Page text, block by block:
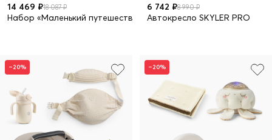
14 469 ₽18 087 ₽
Набор «Маленький путешественник» с автокреслом FIXER
6 742 ₽8 990 ₽
Автокресло SKYLER PRO
–20% –20%